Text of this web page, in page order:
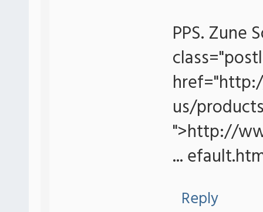
PPS. Zune
us/
">http://
...
Reply